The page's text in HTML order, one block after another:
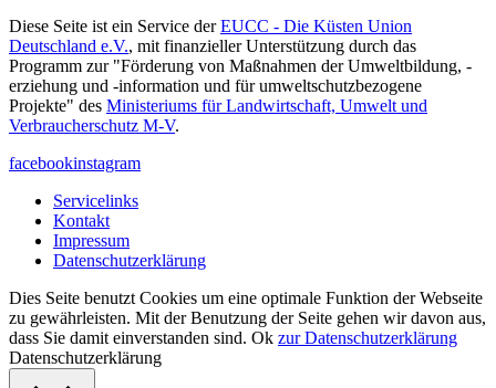
Diese Seite ist ein Service derEUCC - Die Küsten Union
Deutschland e.V., mit finanzieller Unterstützung durch das
Programm zur "Förderung von Maßnahmen der Umweltbildung, -
erziehung und -information und für umweltschutzbezogene
Projekte" des Ministeriums für Landwirtschaft, Umwelt und
Verbraucherschutz M-V.
facebookinstagram
Servicelinks
Kontakt
Impressum
Datenschutzerklärung
Dies Seite benutzt Cookies um eine optimale Funktion der Webseite
zu gewährleisten. Mit der Benutzung der Seite gehen wir davon aus,
dass Sie damit einverstanden sind. Ok zur Datenschutzerklärung
Datenschutzerklärung